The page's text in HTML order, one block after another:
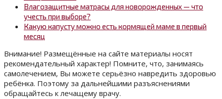
Влагозащитные матрасы для новорожденных — что
учесть при выборе?
Какую капусту можно есть кормящей маме в первый
месяц
Внимание! Размещённые на сайте материалы носят
рекомендательный характер! Помните, что, занимаясь
самолечением, Вы можете серьёзно навредить здоровью
ребёнка. Поэтому за дальнейшими разъяснениями
обращайтесь к лечащему врачу.